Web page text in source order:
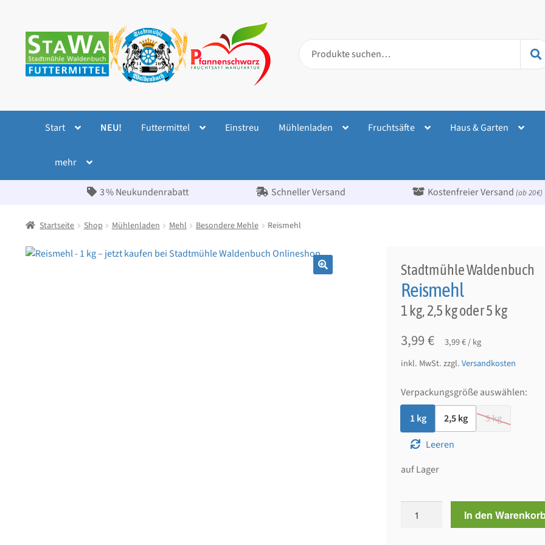
Navigation
springen
Inhalt
springen
Suche
nach:
Start NEU! Futtermittel Einstreu Mühlenladen Fruchtsäfte Haus & Garten
mehr
3 % Neukundenrabatt Schneller Versand Kostenfreier Versand (ab 20 €)
Startseite Shop Mühlenladen Mehl Besondere Mehle Reismehl
Stadtmühle Waldenbuch
Reismehl
1 kg, 2,5 kg oder 5 kg
3,99€ 3,99€/kg
inkl. MwSt.zzgl.Versandkosten
Verpackungsgröße auswählen:
1 kg
2,5 kg
5 kg
Leeren
auf Lager
Menge
In den